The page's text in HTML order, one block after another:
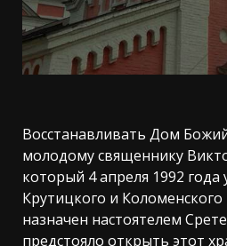
Восстанавливать Дом
молодому священнику
который 4 апреля 1992
Крутицкого и
назначен настоятелем
предстояло открыть этот